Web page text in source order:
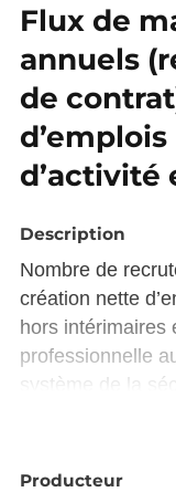
Flux de
annuels
de
d’activité
Description
Nombre de
création nette
hors intérimaires
professionnelle
système de la
selon le secteur
1 mois, 2-6 mois,
Producteur